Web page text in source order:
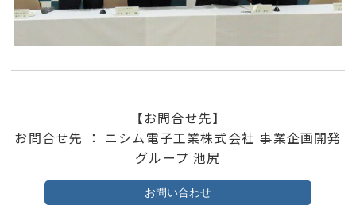
【お問合せ先】
お問合せ先 ： ニシム電子工業株式会社 事業企画開発
グループ 池尻
お問い合わせ